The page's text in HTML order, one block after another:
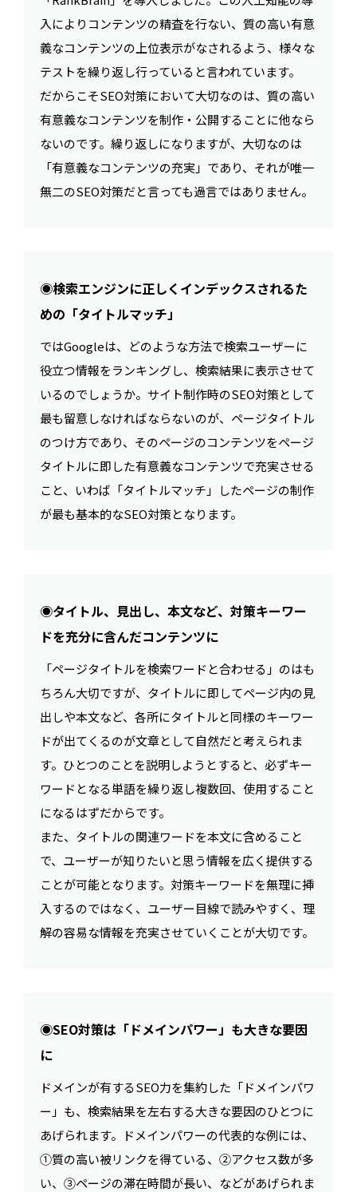
入によりコンテンツの精査を行ない、質の高い有意
義なコンテンツの上位表示がなされるよう、様々な
テストを繰り返し行っていると言われています。
だからこそSEO対策において大切なのは、質の高い
有意義なコンテンツを制作・公開することに他なら
ないのです。繰り返しになりますが、大切なのは
「有意義なコンテンツの充実」であり、それが唯一
無二のSEO対策だと言っても過言ではありません。
◉検索エンジンに正しくインデックスされるた
めの「タイトルマッチ」
ではGoogleは、どのような方法で検索ユーザーに
役立つ情報をランキングし、検索結果に表示させて
いるのでしょうか。サイト制作時のSEO対策として
最も留意しなければならないのが、ページタイトル
のつけ方であり、そのページのコンテンツをページ
タイトルに即した有意義なコンテンツで充実させる
こと、いわば「タイトルマッチ」したページの制作
が最も基本的なSEO対策となります。
◉タイトル、見出し、本文など、対策キーワー
ドを充分に含んだコンテンツに
「ページタイトルを検索ワードと合わせる」のはも
ちろん大切ですが、タイトルに即してページ内の見
出しや本文など、各所にタイトルと同様のキーワー
ドが出てくるのが文章として自然だと考えられま
す。ひとつのことを説明しようとすると、必ずキー
ワードとなる単語を繰り返し複数回、使用すること
になるはずだからです。
また、タイトルの関連ワードを本文に含めること
で、ユーザーが知りたいと思う情報を広く提供する
ことが可能となります。対策キーワードを無理に挿
入するのではなく、ユーザー目線で読みやすく、理
解の容易な情報を充実させていくことが大切です。
◉SEO対策は「ドメインパワー」も大きな要因
に
ドメインが有するSEO力を集約した「ドメインパワ
ー」も、検索結果を左右する大きな要因のひとつに
あげられます。ドメインパワーの代表的な例には、
①質の高い被リンクを得ている、②アクセス数が多
い、③ページの滞在時間が長い、などがあげられま